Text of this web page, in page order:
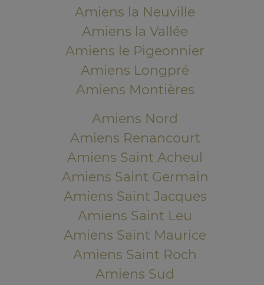
Amiens la Neuville
Amiens la Vallée
Amiens le Pigeonnier
Amiens Longpré
Amiens Montières
Amiens Nord
Amiens Renancourt
Amiens Saint Acheul
Amiens Saint Germain
Amiens Saint Jacques
Amiens Saint Leu
Amiens Saint Maurice
Amiens Saint Roch
Amiens Sud